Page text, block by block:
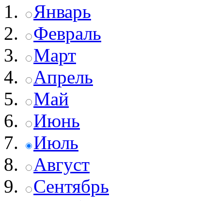
Январь
Февраль
Март
Апрель
Май
Июнь
Июль
Август
Сентябрь